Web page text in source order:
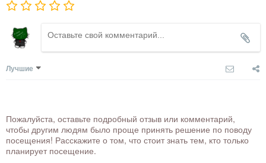
Лучшие
Пожалуйста, оставьте подробный отзыв или комментарий,
чтобы другим людям было проще принять решение по поводу
посещения! Расскажите о том, что стоит знать тем, кто только
планирует посещение.